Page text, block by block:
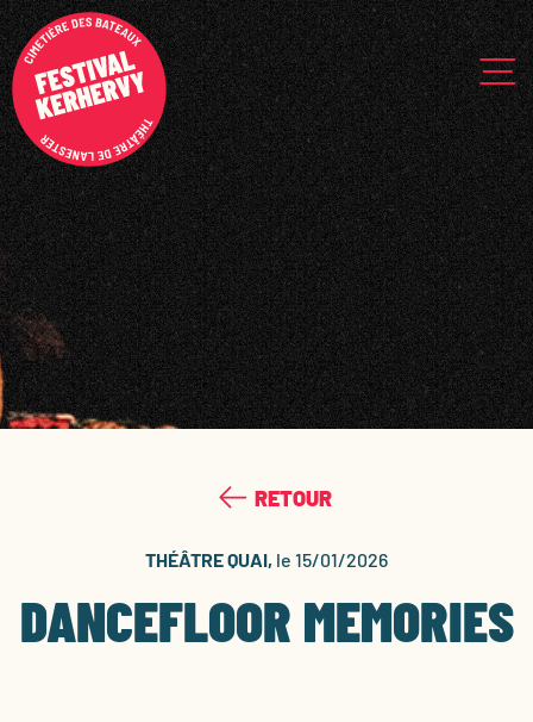
RETOUR
THÉÂTRE QUAI, le 15/01/2026
DANCEFLOOR MEMORIES